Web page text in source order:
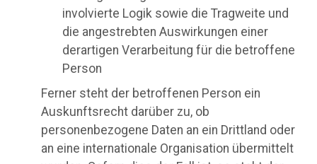
involvierte Logik sowie die Tragweite und
die angestrebten Auswirkungen einer
derartigen Verarbeitung für die betroffene
Person
Ferner steht der betroffenen Person ein
Auskunftsrecht darüber zu, ob
personenbezogene Daten an ein Drittland oder
an eine internationale Organisation übermittelt